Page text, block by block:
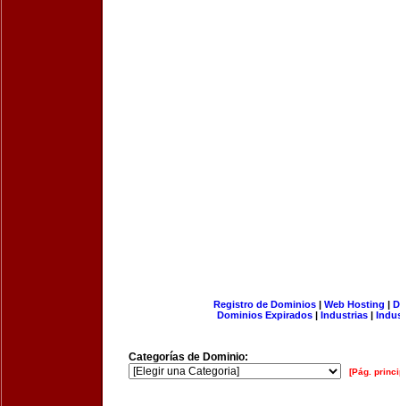
Registro de Dominios| Web Hosting |
Dominios Expirados | Industrias |
Categorías de Dominio:
[Pág.